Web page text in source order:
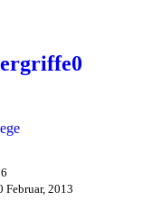
0
Februar, 2013